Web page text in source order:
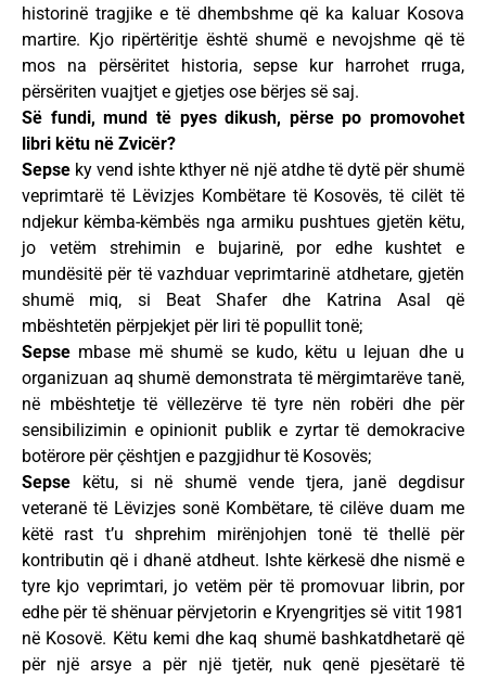
historinë tragjike e të dhembshme që ka kaluar Kosova
martire. Kjo ripërtëritje është shumë e nevojshme që të
mos na përsëritet historia, sepse kur harrohet rruga,
përsëriten vuajtjet e gjetjes ose bërjes së saj.
Së fundi, mund të pyes dikush, përse po promovohet
libri këtu në Zvicër?
Sepse ky vend ishte kthyer në një atdhe të dytë për shumë
veprimtarë të Lëvizjes Kombëtare të Kosovës, të cilët të
ndjekur këmba-këmbës nga armiku pushtues gjetën këtu,
jo vetëm strehimin e bujarinë, por edhe kushtet e
mundësitë për të vazhduar veprimtarinë atdhetare, gjetën
shumë miq, si Beat Shafer dhe Katrina Asal që
mbështetën përpjekjet për liri të popullit tonë;
Sepse mbase më shumë se kudo, këtu u lejuan dhe u
organizuan aq shumë demonstrata të mërgimtarëve tanë,
në mbështetje të vëllezërve të tyre nën robëri dhe për
sensibilizimin e opinionit publik e zyrtar të demokracive
botërore për çështjen e pazgjidhur të Kosovës;
Sepse këtu, si në shumë vende tjera, janë degdisur
veteranë të Lëvizjes sonë Kombëtare, të cilëve duam me
këtë rast t’u shprehim mirënjohjen tonë të thellë për
kontributin që i dhanë atdheut. Ishte kërkesë dhe nismë e
tyre kjo veprimtari, jo vetëm për të promovuar librin, por
edhe për të shënuar përvjetorin e Kryengritjes së vitit 1981
në Kosovë. Këtu kemi dhe kaq shumë bashkatdhetarë që
për një arsye a për një tjetër, nuk qenë pjesëtarë të